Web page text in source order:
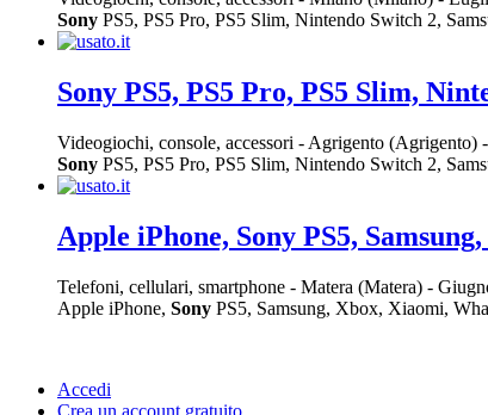
Sony PS5, PS5 Pro, PS5 Slim, Nintendo Switch 2,
Sony PS5, PS5 Pro, PS5 Slim,
Videogiochi, console, accessori - Agrigento (Agrigento) -
Sony PS5, PS5 Pro, PS5 Slim, Nintendo Switch 2,
Apple iPhone, Sony PS5,
Telefoni, cellulari, smartphone - Matera (Matera) -
Apple iPhone, Sony PS5, Samsung, Xbox, Xiaomi,
Accedi
Crea un account gratuito